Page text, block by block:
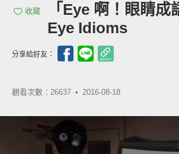
收藏
「Eye 啊！眼睛成
Eye Idioms
分享給好友：
觀看次數：26637 • 2016-08-18